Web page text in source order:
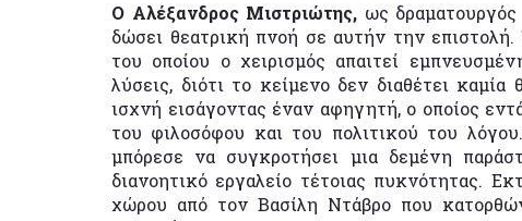
Ο Αλέξανδρος Μιστριώτης, ως δραματουργός
δώσει θεατρική πνοή σε αυτήν την
του οποίου ο χειρισμός απαιτεί
λύσεις, διότι το κείμενο δεν διαθέτει
ισχνή εισάγοντας έναν αφηγητή, ο οποίος
του φιλοσόφου και του πολιτικού του
μπόρεσε να συγκροτήσει μια δεμένη
διανοητικό εργαλείο τέτοιας πυκνότητας.
χώρου από τον Βασίλη Ντάβρο που